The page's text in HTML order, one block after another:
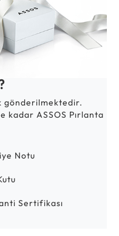
gönderilmektedir.
kadar ASSOS Pırlanta
Notu
Sertifikası